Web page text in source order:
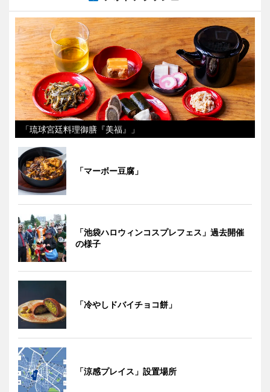
「琉球宮廷料理御膳『美福』」
「マーボー豆腐」
「池袋ハロウィンコスプレフェス」過去開催
の様子
「冷やしドバイチョコ餅」
「涼感プレイス」設置場所